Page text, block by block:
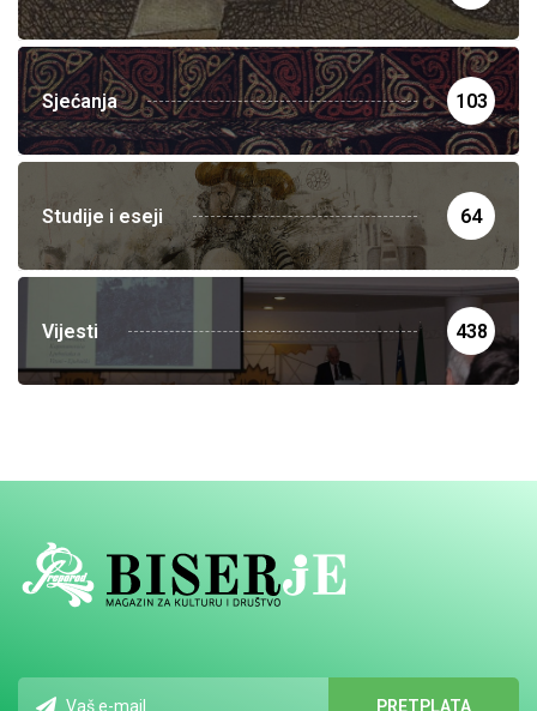
Sjećanja 103
Studije i eseji 64
Vijesti 438